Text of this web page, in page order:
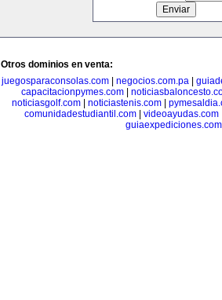
Otros dominios en venta:
juegosparaconsolas.com| negocios.com.pa|
capacitacionpymes.com|
noticiasgolf.com| noticiastenis.com|
comunidadestudiantil.com| videoayudas.com
guiaexpediciones.com